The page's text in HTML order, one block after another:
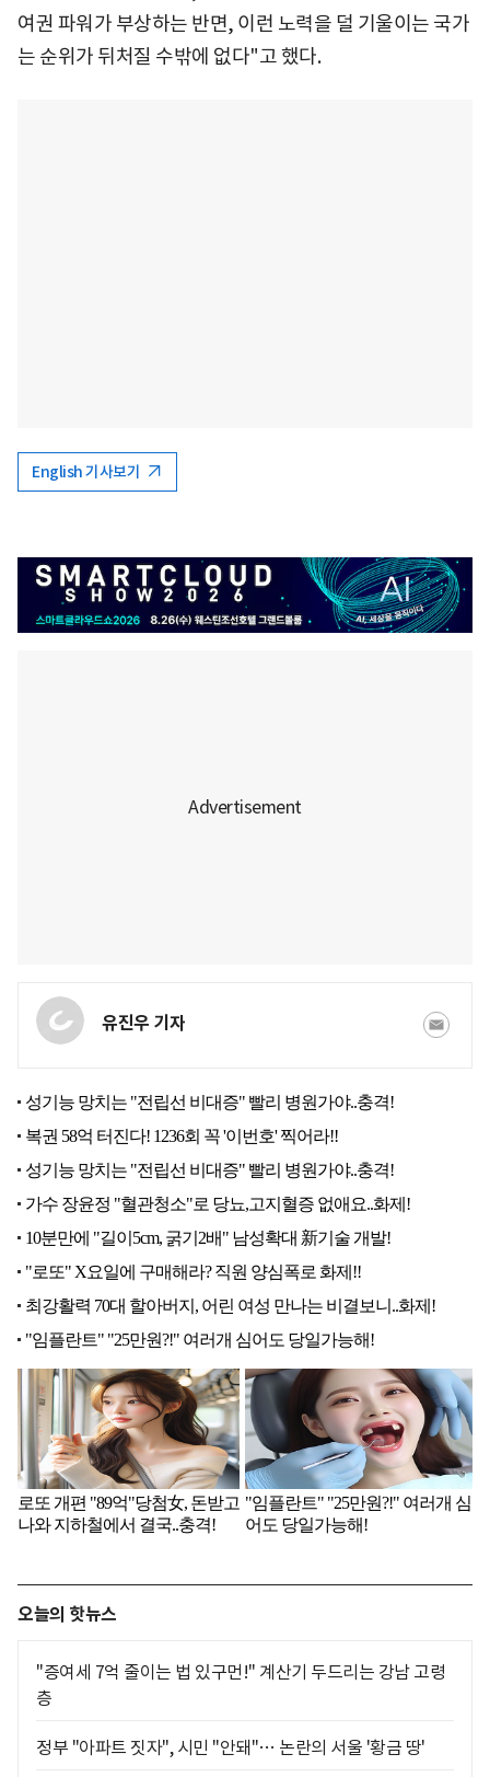
여권 파워가 부상하는 반면, 이런 노력을 덜 기울이는 국가
는 순위가 뒤처질 수밖에 없다"고 했다.
English 기사보기
유진우 기자
오늘의 핫뉴스
"증여세 7억 줄이는 법 있구먼!" 계산기 두드리는 강남 고령
층
정부 "아파트 짓자", 시민 "안돼"… 논란의 서울 '황금 땅'